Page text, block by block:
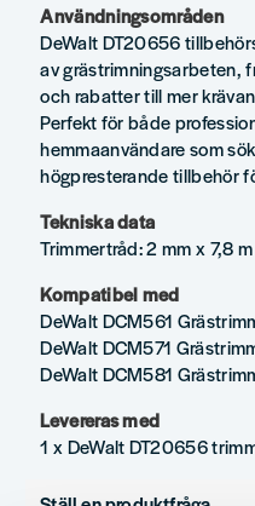
Användningsområden
DeWalt DT20656
av grästrimningsarbeten,
och rabatter till mer
Perfekt för både
hemmaanvändare som
högpresterande tillbehör
Tekniska data
Trimmertråd: 2 mm x 7,8 m
Kompatibel med
DeWalt DCM561
DeWalt DCM571
DeWalt DCM581
Levereras med
1 x DeWalt DT20656